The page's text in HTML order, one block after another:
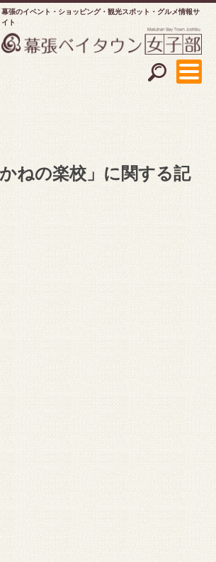
幕張のイベント・ショッピング
観光スポット・グルメ情報サ
イト
ねの楽校」に関する記